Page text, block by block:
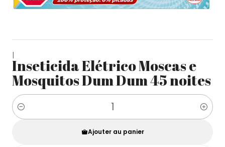
|
Inseticida Elétrico Moscas e
Mosquitos Dum Dum 45 noites
Quantité
Ajouter au panier